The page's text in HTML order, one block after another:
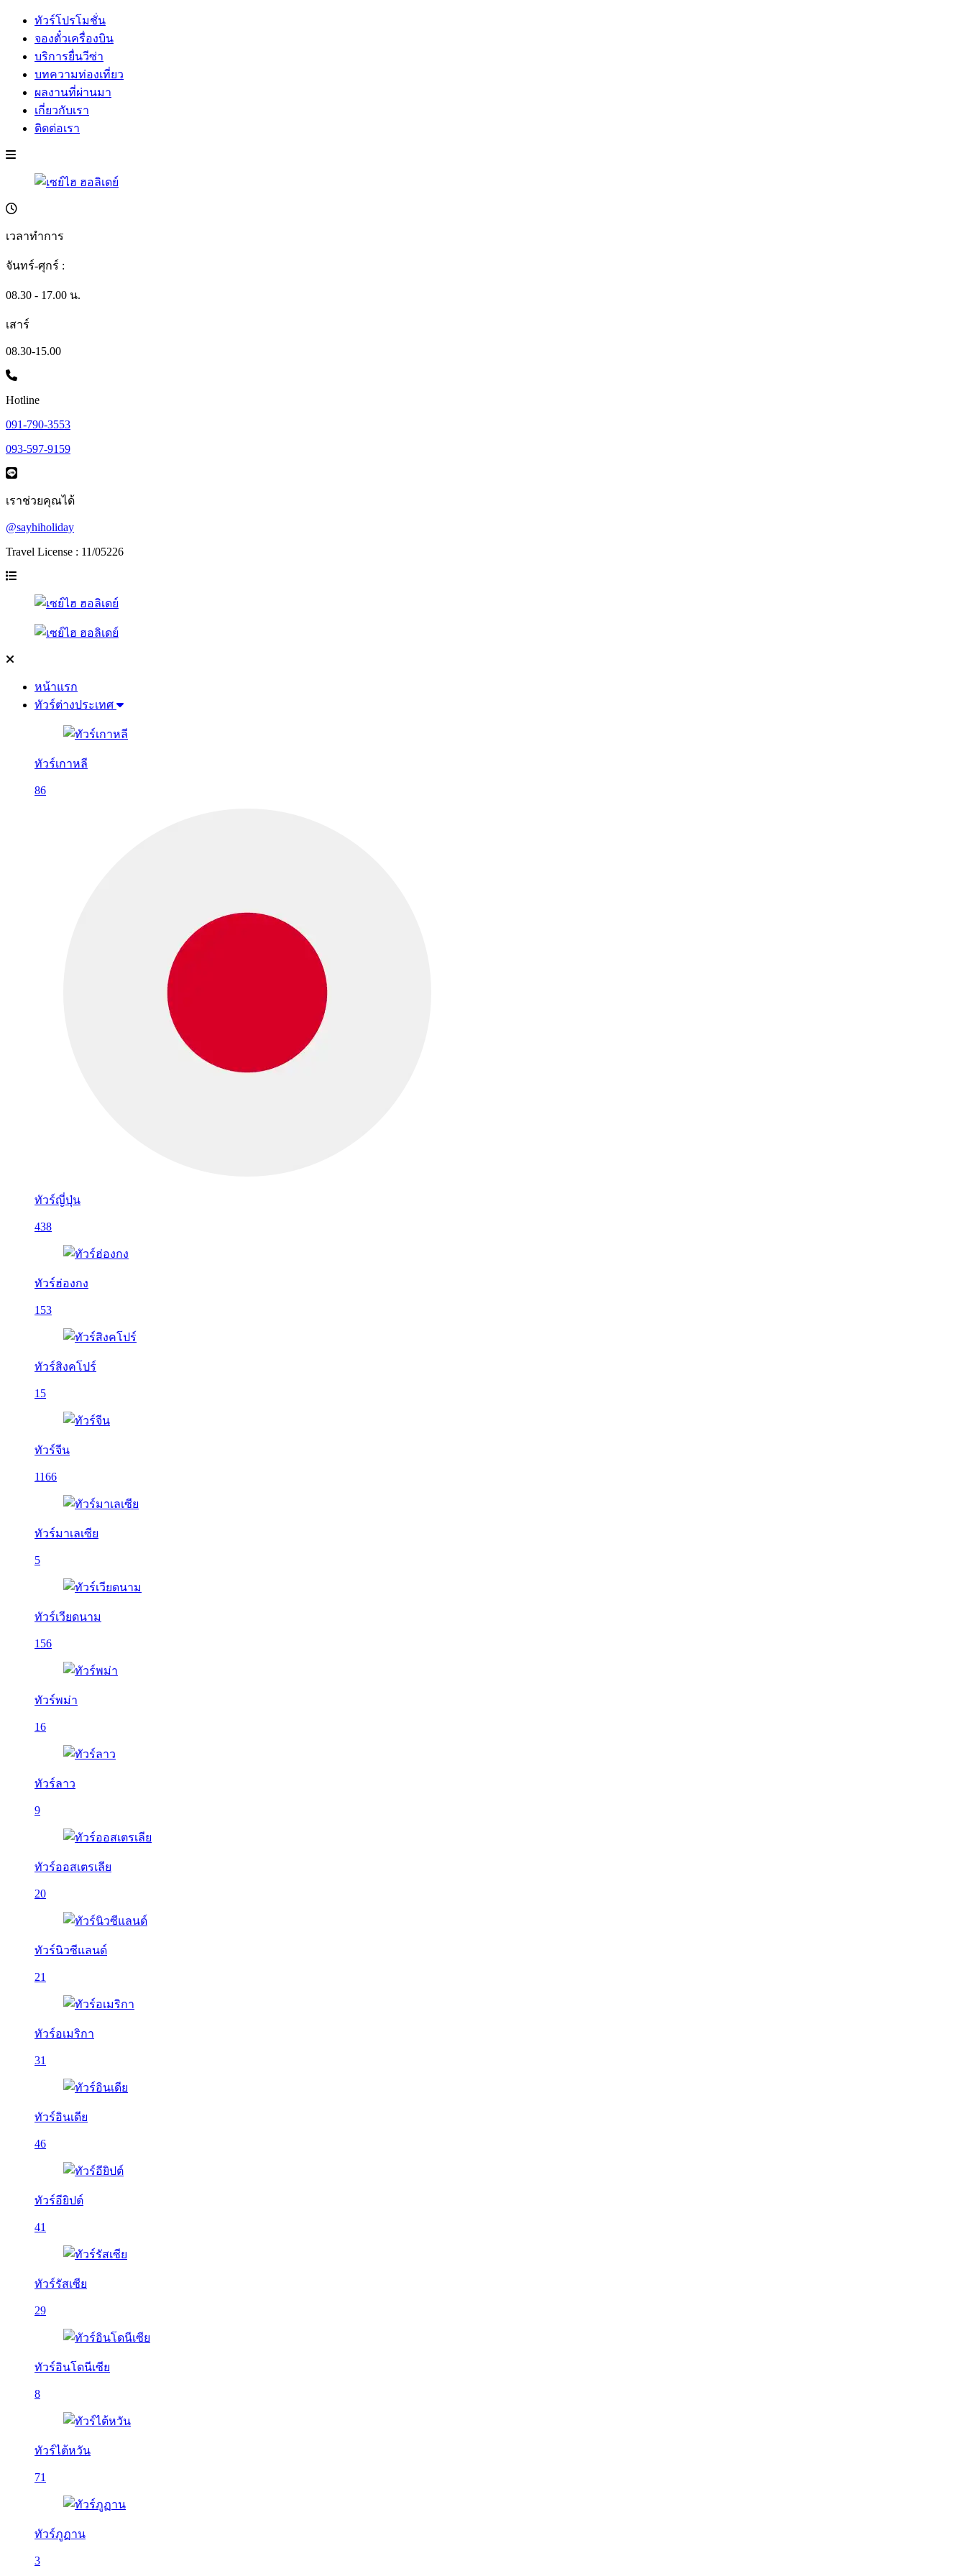
ทัวร์โปรโมชั่น
จองตั๋วเครื่องบิน
บริการยื่นวีซ่า
บทความท่องเที่ยว
ผลงานที่ผ่านมา
เกี่ยวกับเรา
ติดต่อเรา
เวลาทำการ
จันทร์-ศุกร์ :
08.30 - 17.00 น.
เสาร์
08.30-15.00
Hotline
091-790-3553
093-597-9159
เราช่วยคุณได้
@sayhiholiday
Travel License : 11/05226
หน้าแรก
ทัวร์ต่างประเทศ
ทัวร์เกาหลี
86
ทัวร์ญี่ปุ่น
438
ทัวร์ฮ่องกง
153
ทัวร์สิงคโปร์
15
ทัวร์จีน
1166
ทัวร์มาเลเซีย
5
ทัวร์เวียดนาม
156
ทัวร์พม่า
16
ทัวร์ลาว
9
ทัวร์ออสเตรเลีย
20
ทัวร์นิวซีแลนด์
21
ทัวร์อเมริกา
31
ทัวร์อินเดีย
46
ทัวร์อียิปต์
41
ทัวร์รัสเซีย
29
ทัวร์อินโดนีเซีย
8
ทัวร์ไต้หวัน
71
ทัวร์ภูฏาน
3